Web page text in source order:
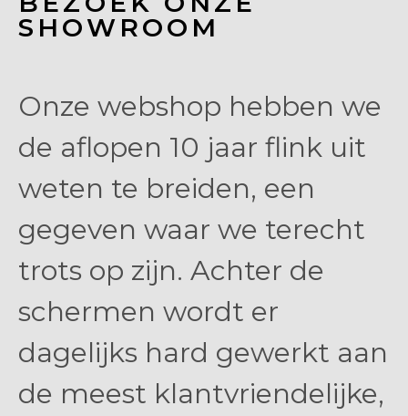
SHOWROOM
Onze webshop hebben we
de aflopen 10 jaar flink uit
weten te breiden, een
gegeven waar we terecht
trots op zijn. Achter de
schermen wordt er
dagelijks hard gewerkt aan
de meest klantvriendelijke,